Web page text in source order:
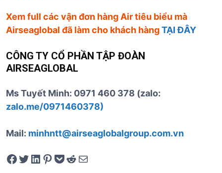
Xem full các vận đơn hàng Air tiêu biểu mà
Airseaglobal đã làm cho khách hàngTẠI ĐÂY
CÔNG TY CỔ PHẦN TẬP ĐOÀN
AIRSEAGLOBAL
Ms Tuyết Minh: 0971 460 378 (zalo:
zalo.me/0971460378)
Mail: minhntt@airseaglobalgroup.com.vn
Share on Facebook Tweet on Twitter Share on LinkedIn Pin on Pinterest Save to pocket Share on Reddit Share via Email